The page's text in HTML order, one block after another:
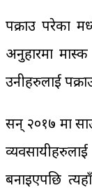
पक्राउ परेका
अनुहारमा
उनीहरुलाई
सन् २०१७ मा
बनाइएपछि